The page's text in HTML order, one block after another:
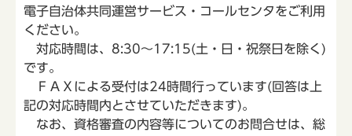
電子自治体共同運営サービス・コールセンタをご利用
ください。
対応時間は、8:30～17:15(土・日・祝祭日を除く)
です。
ＦＡＸによる受付は24時間行っています(回答は上
記の対応時間内とさせていただきます)。
なお、資格審査の内容等についてのお問合せは、総